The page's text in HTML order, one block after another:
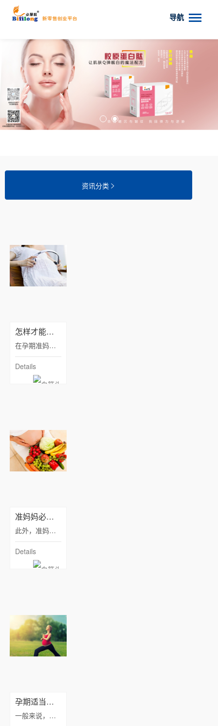
导航
资讯分类
怎样才能长胎不长肉
在孕期准妈妈如果能够坚持做到上述的几点，那么不管是准妈妈还是胎儿都能拥有一个健康的身体。在孕期结束之后准妈妈即便是胖了很多，那么只要坚持运动也会很快就瘦下来的，是标准的“长胎不长肉”噢！
Details
准妈妈必知的四种孕期最佳食物
此外，准妈妈也可以多吃一些零食，比如说葵花子、西瓜子一类的食物。它们的营养也是很丰富的，且有利于宝宝大脑的发育。如果实在不知道这个食物能不能吃，最好在吃之前咨询医生的意见，而且要注意就算是有营养的食物，吃太多也是不利于健康的。
Details
孕期适当同房对胎儿有利
一般来说，只有怀孕中期和准妈妈身体情况稳定的时候才能够进行夫妻生活，当然最重要的还是要看准妈妈的真实意愿。同时，准爸爸也要注意控制同房时的力度，不能按压准妈妈的肚子，也要避免时间过长。